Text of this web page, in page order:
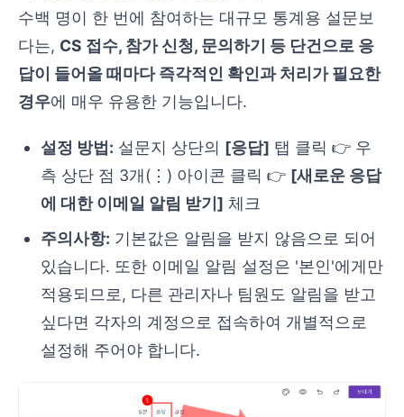
수백 명이 한 번에 참여하는 대규모 통계용 설문보
다는, CS 접수, 참가 신청, 문의하기 등 단건으로 응
답이 들어올 때마다 즉각적인 확인과 처리가 필요한
경우에 매우 유용한 기능입니다.
설정 방법: 설문지 상단의 [응답] 탭 클릭 👉 우
측 상단 점 3개(⋮) 아이콘 클릭 👉 [새로운 응답
에 대한 이메일 알림 받기] 체크
주의사항: 기본값은 알림을 받지 않음으로 되어
있습니다. 또한 이메일 알림 설정은 '본인'에게만
적용되므로, 다른 관리자나 팀원도 알림을 받고
싶다면 각자의 계정으로 접속하여 개별적으로
설정해 주어야 합니다.